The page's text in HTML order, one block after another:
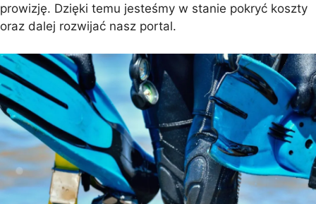
prowizję. Dzięki temu jesteśmy w stanie pokryć koszty
oraz dalej rozwijać nasz portal.